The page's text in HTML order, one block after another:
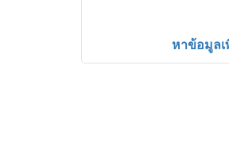
หาข้อมูลเ